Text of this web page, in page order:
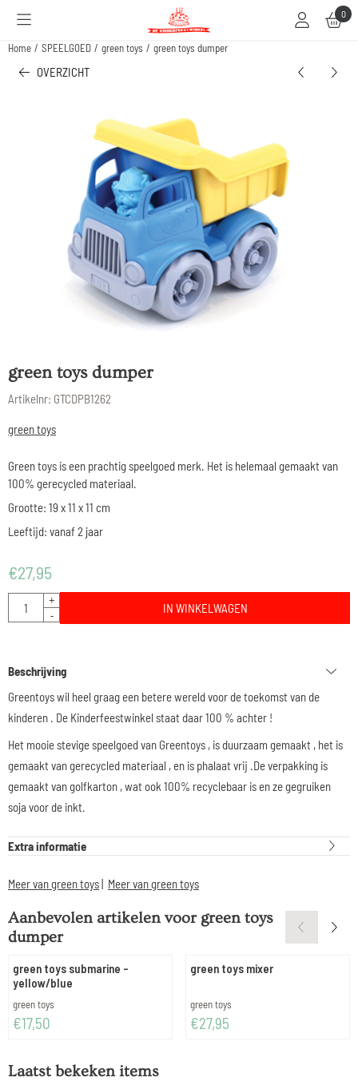
Cookievoorkeuren zijn beschikbaar. Kies instellingen of sta alle cookies toe.0
Home / SPEELGOED / green toys / green toys dumper
OVERZICHT
green toys dumper
Artikelnr: GTCDPB1262
green toys
Green toys is een prachtig speelgoed merk. Het is helemaal gemaakt van
100% gerecycled materiaal.
Grootte: 19 x 11 x 11 cm
Leeftijd: vanaf 2 jaar
€27,95
Aantal
+
-
IN WINKELWAGEN
Beschrijving
Greentoys wil heel graag een betere wereld voor de toekomst van de
kinderen . De Kinderfeestwinkel staat daar 100 % achter !
Het mooie stevige speelgoed van Greentoys , is duurzaam gemaakt , het is
gemaakt van gerecycled materiaal , en is phalaat vrij .De verpakking is
gemaakt van golfkarton , wat ook 100% recyclebaar is en ze gegruiken
soja voor de inkt.
Extra informatie
Meer van green toys| Meer van green toys
Aanbevolen artikelen voor green toys
dumper
green toys submarine -
yellow/blue
Merk:
green toys
Prijs: 17,50
€17,50
green toys mixer
Merk:
green toys
Prijs: 27,95
€27,95
Laatst bekeken items